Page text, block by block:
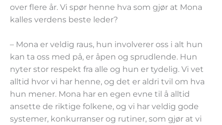
over flere år. Vi spør henne hva som gjør at Mona
kalles verdens beste leder?
– Mona er veldig raus, hun involverer oss i alt hun
kan ta oss med på, er åpen og sprudlende. Hun
nyter stor respekt fra alle og hun er tydelig. Vi vet
alltid hvor vi har henne, og det er aldri tvil om hva
hun mener. Mona har en egen evne til å alltid
ansette de riktige folkene, og vi har veldig gode
systemer, konkurranser og rutiner, som gjør at vi